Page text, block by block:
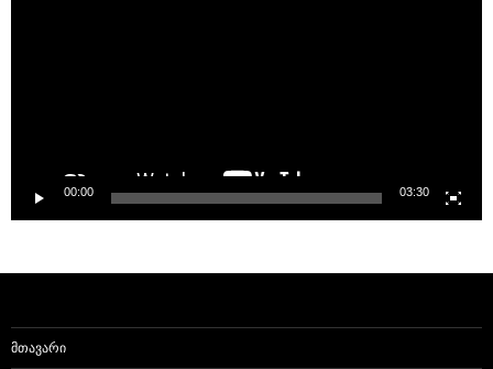
00:00 03:30
ᲛᲗᲐᲕᲐᲠᲘ